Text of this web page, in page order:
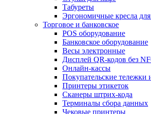
Табуреты
Эргономичные кресла
Торговое и банковское
POS оборудование
Банковское оборудование
Весы электронные
Дисплей QR-кодов без
Онлайн-кассы
Покупательские тележки
Принтеры этикеток
Сканеры штрих-кода
Терминалы сбора данных
Чековые принтеры